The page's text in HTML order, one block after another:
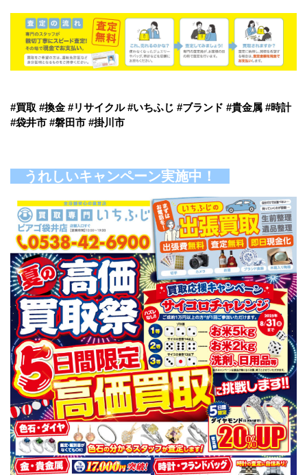
#買取 #換金 #リサイクル #いちふじ #ブランド #貴金属 #時計
#袋井市 #磐田市 #掛川市
うれしいキャンペーン実施中！